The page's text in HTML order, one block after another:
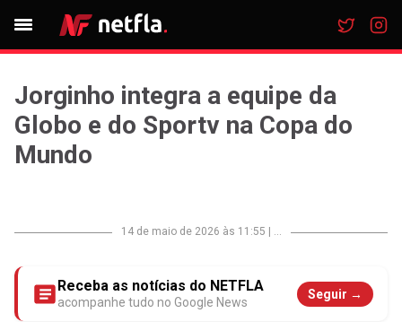
Jorginho integra a equipe da
Globo e do Sportv na Copa do
Mundo
14 de maio de 2026 às 11:55 ...
Receba as notícias do NETFLA
acompanhe tudo no Google News
Seguir →